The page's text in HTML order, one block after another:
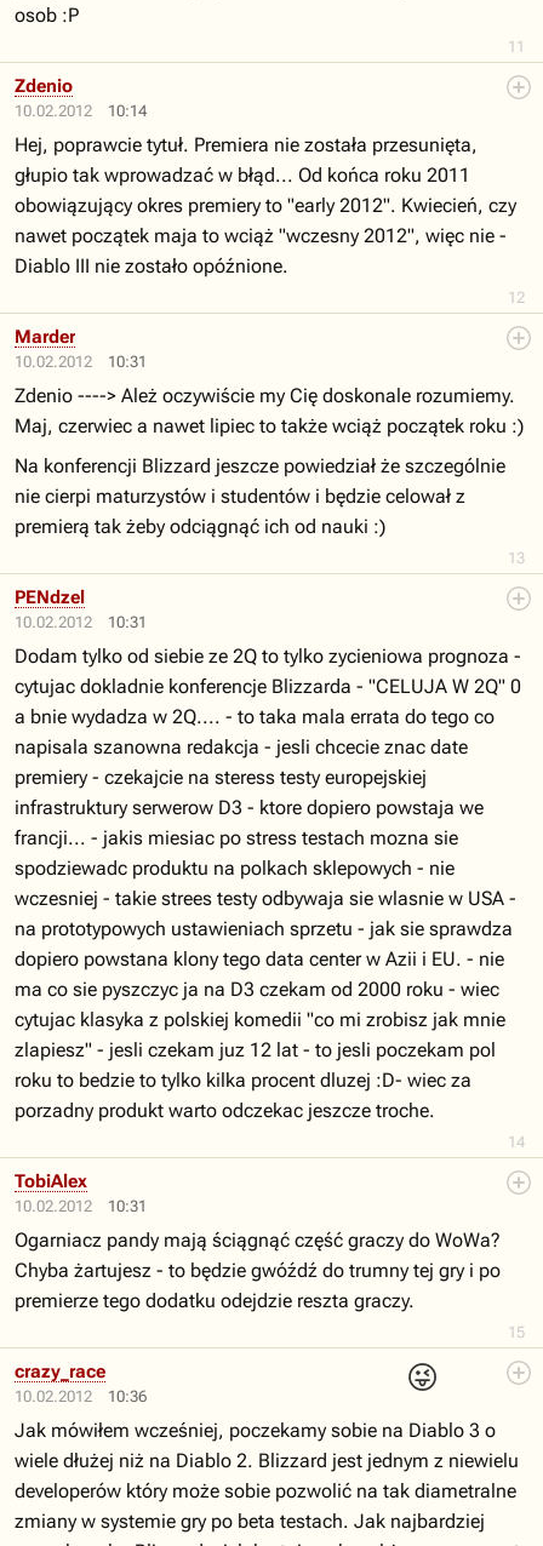
11
osob :P
10.02.2012 10:14
12
Zdenio
Hej, poprawcie tytuł. Premiera nie została przesunięta,
głupio tak wprowadzać w błąd... Od końca roku 2011
obowiązujący okres premiery to "early 2012". Kwiecień, czy
nawet początek maja to wciąż "wczesny 2012", więc nie -
Diablo III nie zostało opóźnione.
10.02.2012 10:31
13
Marder
Zdenio ----> Ależ oczywiście my Cię doskonale rozumiemy.
Maj, czerwiec a nawet lipiec to także wciąż początek roku :)
Na konferencji Blizzard jeszcze powiedział że szczególnie
nie cierpi maturzystów i studentów i będzie celował z
premierą tak żeby odciągnąć ich od nauki :)
10.02.2012 10:31
14
PENdzel
Dodam tylko od siebie ze 2Q to tylko zycieniowa prognoza -
cytujac dokladnie konferencje Blizzarda - "CELUJA W 2Q" 0
a bnie wydadza w 2Q.... - to taka mala errata do tego co
napisala szanowna redakcja - jesli chcecie znac date
premiery - czekajcie na steress testy europejskiej
infrastruktury serwerow D3 - ktore dopiero powstaja we
francji... - jakis miesiac po stress testach mozna sie
spodziewadc produktu na polkach sklepowych - nie
wczesniej - takie strees testy odbywaja sie wlasnie w USA -
na prototypowych ustawieniach sprzetu - jak sie sprawdza
dopiero powstana klony tego data center w Azii i EU. - nie
ma co sie pyszczyc ja na D3 czekam od 2000 roku - wiec
cytujac klasyka z polskiej komedii "co mi zrobisz jak mnie
zlapiesz" - jesli czekam juz 12 lat - to jesli poczekam pol
roku to bedzie to tylko kilka procent dluzej :D- wiec za
porzadny produkt warto odczekac jeszcze troche.
10.02.2012 10:31
15
TobiAlex
Ogarniacz pandy mają ściągnąć część graczy do WoWa?
Chyba żartujesz - to będzie gwóźdź do trumny tej gry i po
premierze tego dodatku odejdzie reszta graczy.
10.02.2012 10:36
😜
crazy_race
Jak mówiłem wcześniej, poczekamy sobie na Diablo 3 o
wiele dłużej niż na Diablo 2. Blizzard jest jednym z niewielu
developerów który może sobie pozwolić na tak diametralne
zmiany w systemie gry po beta testach. Jak najbardziej